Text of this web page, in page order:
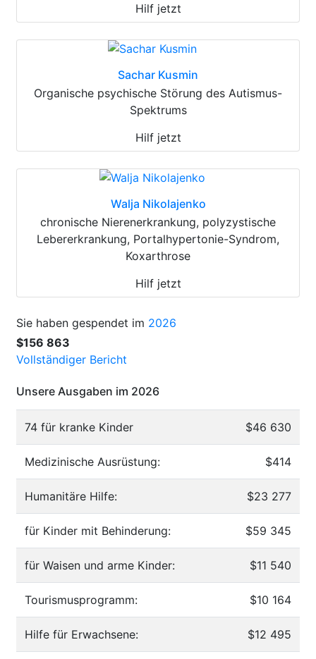
Hilf jetzt
Sachar Kusmin
Organische psychische Störung des Autismus-
Spektrums
Hilf jetzt
Walja Nikolajenko
chronische Nierenerkrankung, polyzystische
Lebererkrankung, Portalhypertonie-Syndrom,
Koxarthrose
Hilf jetzt
Sie haben gespendet im 2026
$156 863
Vollständiger Bericht
Unsere Ausgaben im 2026
74 für kranke Kinder $46 630
Medizinische Ausrüstung: $414
Humanitäre Hilfe: $23 277
für Kinder mit Behinderung: $59 345
für Waisen und arme Kinder: $11 540
Tourismusprogramm: $10 164
Hilfe für Erwachsene: $12 495